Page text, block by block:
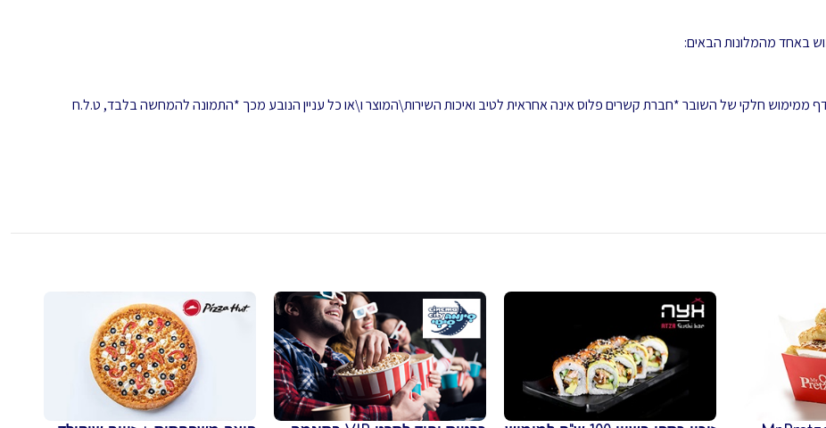
ממימוש חלקי של השובר *חברת קשרים פלוס אינה אחראית לטיב ואיכות השירות\המוצר ו\או כל עניין הנובע מכך *התמונה להמחשה בלבד, ט.ל.ח